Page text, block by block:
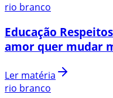
rio branco
Educação
amor quer mudar
Ler matéria
rio branco